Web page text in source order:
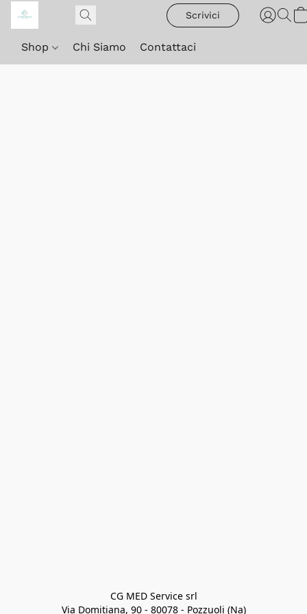
Scrivici
Shop Chi Siamo Contattaci
CG MED Service srl
Via Domitiana, 90 - 80078 - Pozzuoli (Na)